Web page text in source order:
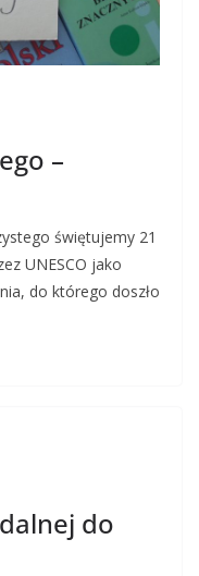
–
świętujemy 21
UNESCO jako
do którego doszło
do